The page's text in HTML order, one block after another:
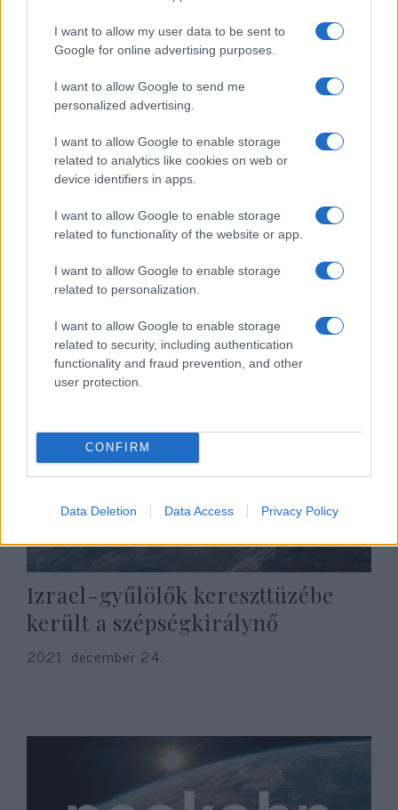
I want to allow my user data to be sent to
Google for online advertising purposes.
I want to allow Google to send me
personalized advertising.
I want to allow Google to enable storage
related to analytics like cookies on web or
device identifiers in apps.
I want to allow Google to enable storage
related to functionality of the website or app.
I want to allow Google to enable storage
related to personalization.
I want to allow Google to enable storage
related to security, including authentication
functionality and fraud prevention, and other
user protection.
CONFIRM
Data Deletion Data Access Privacy Policy
Megtörte a csendet a magyar
szépségkirálynő az izraeli
szereplésével kapcsolatban
2022. február 13.
Izrael-gyűlölők kereszttüzébe
került a szépségkirálynő
2021. december 24.